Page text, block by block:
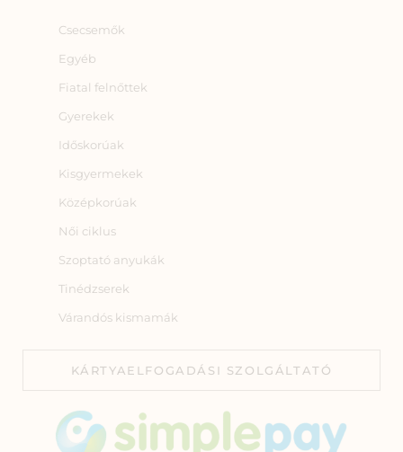
Csecsemők
Egyéb
Fiatal felnőttek
Gyerekek
Időskorúak
Kisgyermekek
Középkorúak
Női ciklus
Szoptató anyukák
Tinédzserek
Várandós kismamák
KÁRTYAELFOGADÁSI SZOLGÁLTATÓ